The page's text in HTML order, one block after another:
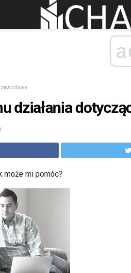
działania
może mi pomóc?